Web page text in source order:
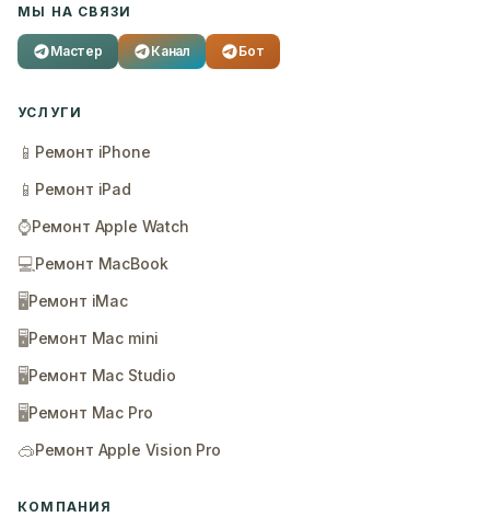
МЫ НА СВЯЗИ
Мастер Канал Бот
УСЛУГИ
📱 Ремонт iPhone
📱 Ремонт iPad
⌚Ремонт Apple Watch
💻Ремонт MacBook
🖥️Ремонт iMac
🖥️Ремонт Mac mini
🖥️Ремонт Mac Studio
🖥️Ремонт Mac Pro
🥽Ремонт Apple Vision Pro
КОМПАНИЯ